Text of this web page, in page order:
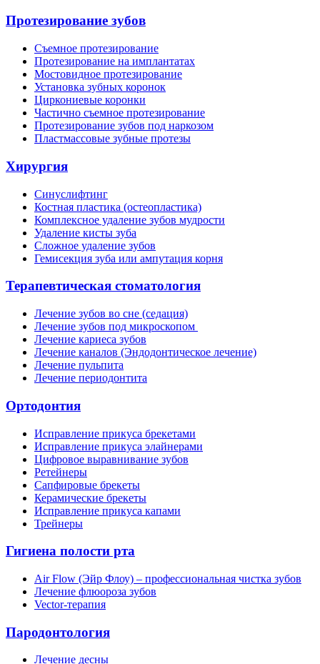
Протезирование зубов
Съемное протезирование
Протезирование на имплантатах
Мостовидное протезирование
Установка зубных коронок
Циркониевые коронки
Частично съемное протезирование
Протезирование зубов под наркозом
Пластмассовые зубные протезы
Хирургия
Синуслифтинг
Костная пластика (остеопластика)
Комплексное удаление зубов мудрости
Удаление кисты зуба
Сложное удаление зубов
Гемисекция зуба или ампутация корня
Терапевтическая стоматология
Лечение зубов во сне (седация)
Лечение зубов под микроскопом
Лечение кариеса зубов
Лечение каналов (Эндодонтическое лечение)
Лечение пульпита
Лечение периодонтита
Ортодонтия
Исправление прикуса брекетами
Исправление прикуса элайнерами
Цифровое выравнивание зубов
Ретейнеры
Сапфировые брекеты
Керамические брекеты
Исправление прикуса капами
Трейнеры
Гигиена полости рта
Air Flow (Эйр Флоу) – профессиональная чистка зубов
Лечение флюороза зубов
Vector-терапия
Пародонтология
Лечение десны